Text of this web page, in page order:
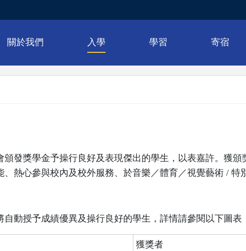
關於我們 入學 學習 寄宿
頒發獎學金予操行良好及表現傑出的學生，以表嘉許。獲
、熱心參與校內及校外服務、於音樂／體育／視覺藝術 / 特
自動授予成績優異及操行良好的學生，詳情請參閱以下圖表
獲獎者